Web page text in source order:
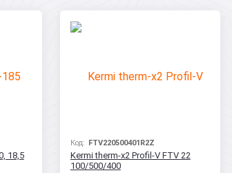
18,5
Код: FTV220500401R2Z
Kermi therm-x2 Profil-V FTV 22
100/500/400